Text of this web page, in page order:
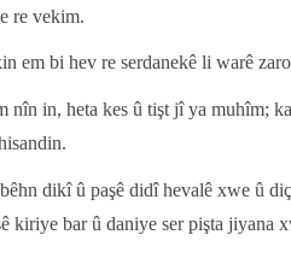
re vekim.
em bi hev re serdanekê li warê
nîn in, heta kes û tişt jî ya muhîm;
dikî û paşê didî hevalê xwe û
kiriye bar û daniye ser pişta jiyana